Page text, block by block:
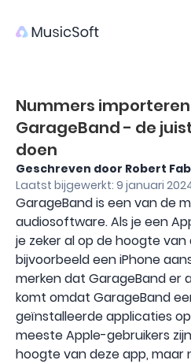
Nummers
GarageBand - de
doen
Geschreven door Robert
Laatst bijgewerkt: 9 januari
GarageBand is een van de
audiosoftware. Als je een
je zeker al op de hoogte
bijvoorbeeld een iPhone
merken dat GarageBand er
komt omdat GarageBand
geïnstalleerde applicaties
meeste Apple-gebruikers
hoogte van deze app, maar